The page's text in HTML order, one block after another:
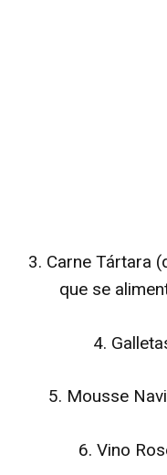
3. Carne Tártara
que se
4.
5. Mousse
6. Vino